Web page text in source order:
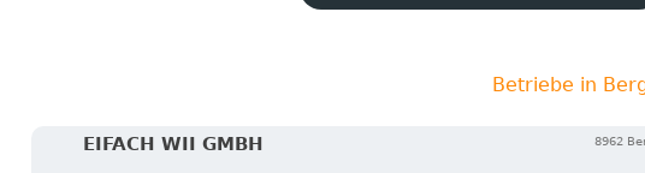
Betriebe in
EIFACH WII GMBH
8962